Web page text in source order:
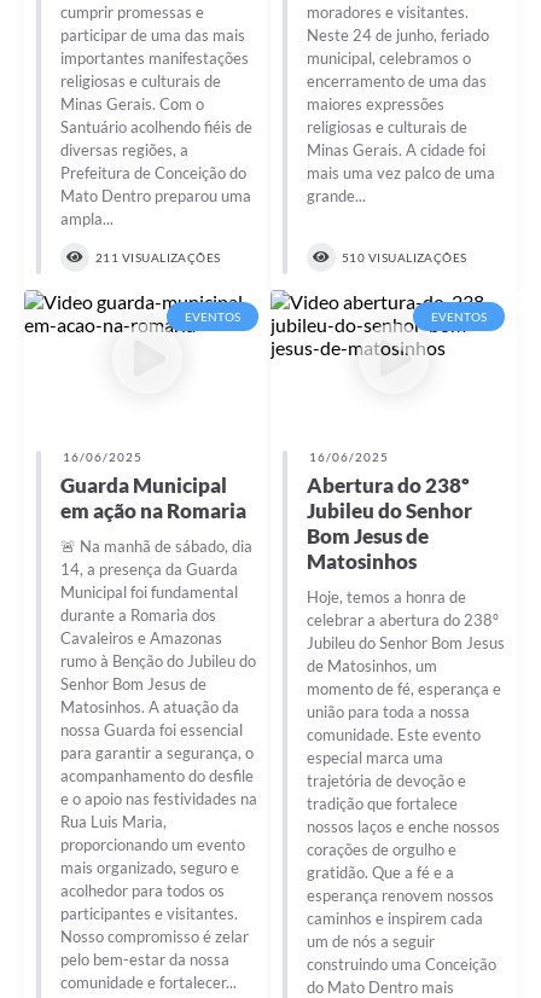
Galeria de Fotos
Contratos
Audiências Públicas
Arquivos para Download
Obras
Galeria de Vídeos
Projetos
Serviços Online
Telefones Úteis
A Prefeitura
Diário Oficial
cumprir promessas e
participar de uma das mais
importantes manifestações
religiosas e culturais de
Minas Gerais. Com o
Santuário acolhendo fiéis de
diversas regiões, a
Prefeitura de Conceição do
Mato Dentro preparou uma
ampla...
211 VISUALIZAÇÕES
moradores e visitantes.
Neste 24 de junho, feriado
municipal, celebramos o
encerramento de uma das
maiores expressões
religiosas e culturais de
Minas Gerais. A cidade foi
mais uma vez palco de uma
grande...
510 VISUALIZAÇÕES
EVENTOS
16/06/2025
Guarda Municipal
em ação na Romaria
🚨 Na manhã de sábado, dia
14, a presença da Guarda
Municipal foi fundamental
durante a Romaria dos
Cavaleiros e Amazonas
rumo à Benção do Jubileu do
Senhor Bom Jesus de
Matosinhos. A atuação da
nossa Guarda foi essencial
para garantir a segurança, o
acompanhamento do desfile
e o apoio nas festividades na
Rua Luis Maria,
proporcionando um evento
mais organizado, seguro e
acolhedor para todos os
participantes e visitantes.
Nosso compromisso é zelar
pelo bem-estar da nossa
comunidade e fortalecer...
EVENTOS
16/06/2025
Abertura do 238º
Jubileu do Senhor
Bom Jesus de
Matosinhos
Hoje, temos a honra de
celebrar a abertura do 238º
Jubileu do Senhor Bom Jesus
de Matosinhos, um
momento de fé, esperança e
união para toda a nossa
comunidade. Este evento
especial marca uma
trajetória de devoção e
tradição que fortalece
nossos laços e enche nossos
corações de orgulho e
gratidão. Que a fé e a
esperança renovem nossos
caminhos e inspirem cada
um de nós a seguir
construindo uma Conceição
do Mato Dentro mais